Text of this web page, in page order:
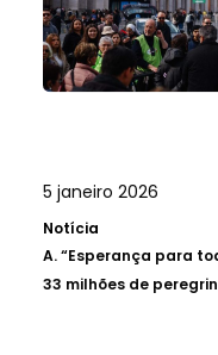
5 janeiro 2026
Notícia
A.“Esperança para
33 milhões de